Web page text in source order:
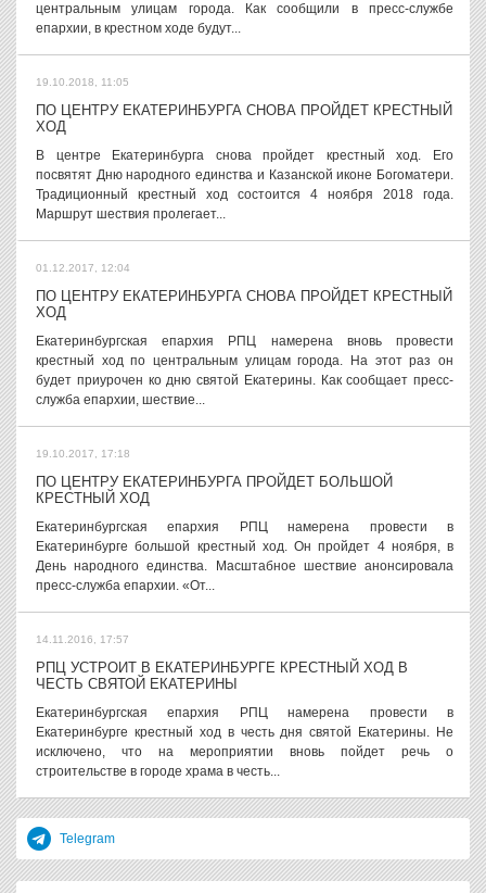
центральным улицам города. Как сообщили в пресс-службе
епархии, в крестном ходе будут...
19.10.2018, 11:05
ПО ЦЕНТРУ ЕКАТЕРИНБУРГА СНОВА ПРОЙДЕТ КРЕСТНЫЙ
ХОД
В центре Екатеринбурга снова пройдет крестный ход. Его
посвятят Дню народного единства и Казанской иконе Богоматери.
Традиционный крестный ход состоится 4 ноября 2018 года.
Маршрут шествия пролегает...
01.12.2017, 12:04
ПО ЦЕНТРУ ЕКАТЕРИНБУРГА СНОВА ПРОЙДЕТ КРЕСТНЫЙ
ХОД
Екатеринбургская епархия РПЦ намерена вновь провести
крестный ход по центральным улицам города. На этот раз он
будет приурочен ко дню святой Екатерины. Как сообщает пресс-
служба епархии, шествие...
19.10.2017, 17:18
ПО ЦЕНТРУ ЕКАТЕРИНБУРГА ПРОЙДЕТ БОЛЬШОЙ
КРЕСТНЫЙ ХОД
Екатеринбургская епархия РПЦ намерена провести в
Екатеринбурге большой крестный ход. Он пройдет 4 ноября, в
День народного единства. Масштабное шествие анонсировала
пресс-служба епархии. «От...
14.11.2016, 17:57
РПЦ УСТРОИТ В ЕКАТЕРИНБУРГЕ КРЕСТНЫЙ ХОД В
ЧЕСТЬ СВЯТОЙ ЕКАТЕРИНЫ
Екатеринбургская епархия РПЦ намерена провести в
Екатеринбурге крестный ход в честь дня святой Екатерины. Не
исключено, что на мероприятии вновь пойдет речь о
строительстве в городе храма в честь...
Telegram